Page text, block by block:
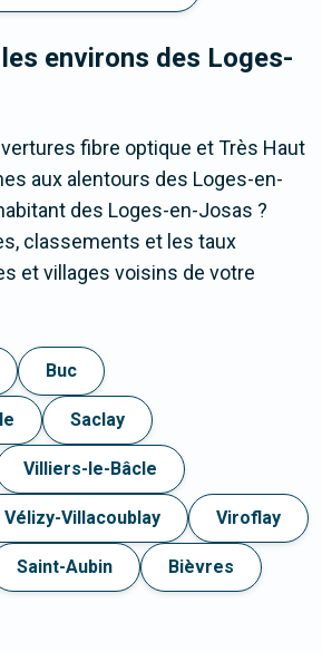
environs des Loges-
fibre optique et Très Haut
aux alentours des Loges-en-
des Loges-en-Josas ?
classements et les taux
et villages voisins de votre
Buc
Saclay
Villiers-le-Bâcle
Vélizy-Villacoublay Viroflay
Saint-Aubin Bièvres